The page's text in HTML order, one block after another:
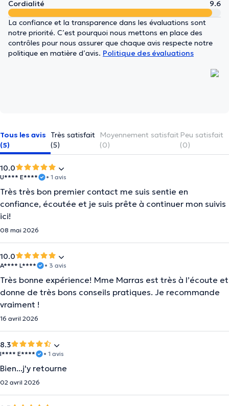
Cordialité 9.6
La confiance et la transparence dans les évaluations sont
notre priorité. C’est pourquoi nous mettons en place des
contrôles pour nous assurer que chaque avis respecte notre
politique en matière d’avis. Politique des évaluations
Tous les avis
(5)
Très satisfait
(5)
Moyennement satisfait
(0)
Peu satisfait
(0)
10.0
U**** E**** • 1 avis
Très très bon premier contact me suis sentie en
confiance, écoutée et je suis prête à continuer mon suivis
ici!
08 mai 2026
10.0
A**** L**** • 3 avis
Très bonne expérience! Mme Marras est très à l’écoute et
donne de très bons conseils pratiques. Je recommande
vraiment !
16 avril 2026
8.3
I**** E**** • 1 avis
Bien...j'y retourne
02 avril 2026